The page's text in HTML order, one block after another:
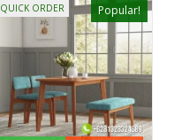
Popular!
QUICK ORDER